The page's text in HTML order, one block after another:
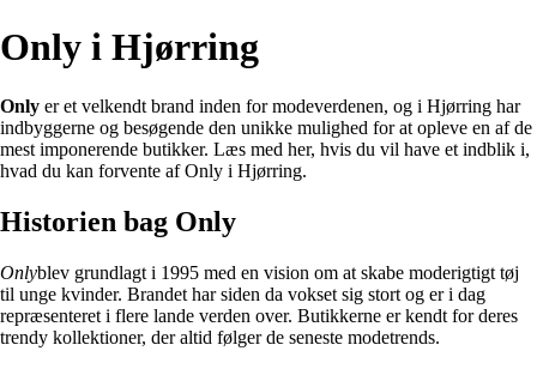
Only i Hjørring
Only er et velkendt brand inden for modeverdenen, og i Hjørring har
indbyggerne og besøgende den unikke mulighed for at opleve en af de
mest imponerende butikker. Læs med her, hvis du vil have et indblik i,
hvad du kan forvente af Only i Hjørring.
Historien bag Only
Onlyblev grundlagt i 1995 med en vision om at skabe moderigtigt tøj
til unge kvinder. Brandet har siden da vokset sig stort og er i dag
repræsenteret i flere lande verden over. Butikkerne er kendt for deres
trendy kollektioner, der altid følger de seneste modetrends.